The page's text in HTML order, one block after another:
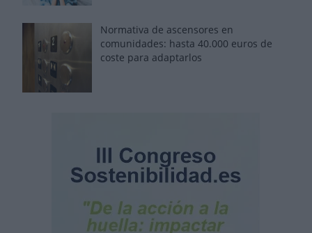
Normativa de ascensores en
comunidades: hasta 40.000 euros de
coste para adaptarlos